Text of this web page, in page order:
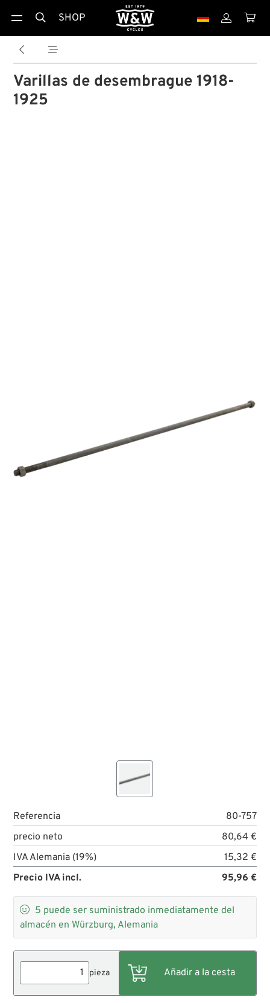
 SHOP  
 
Varillas de desembrague 1918-
1925
Referencia
80-757
precio neto
80,64 €
IVA Alemania (19%)
15,32 €
Precio IVA incl.
95,96 €
 5 puede ser suministrado inmediatamente del
almacén en Würzburg, Alemania
pieza